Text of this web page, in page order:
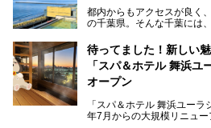
都内からもアクセスが良く
の千葉県。そんな千葉には
「サウナでしっかりととの
常を味わいたい」「子連れ
い」。
そんな多様なニーズに応え
の目的に合った施設がきっ
待ってました！新しい
「スパ＆ホテル 舞浜ユ
オープン
「スパ＆ホテル 舞浜ユー
年7月からの大規模リニュ